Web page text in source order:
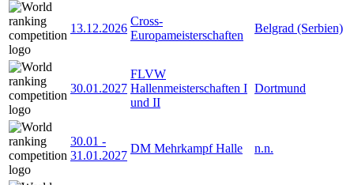
13.12.2026
Cross-
Europameisterschaften
Belgrad (Serbien)
30.01.2027
FLVW
Hallenmeisterschaften I
und II
Dortmund
30.01 -
31.01.2027
DM Mehrkampf Halle n.n.